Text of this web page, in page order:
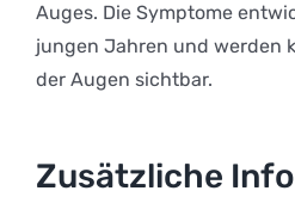
Auges. Die Symptome
jungen Jahren und werden
der Augen sichtbar.
Zusätzliche